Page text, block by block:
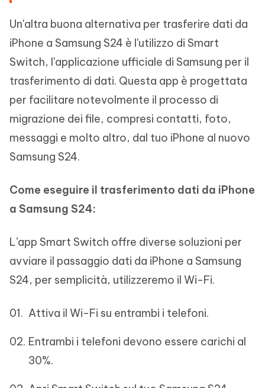
Un'altra buona alternativa per trasferire dati da
iPhone a Samsung S24 è l'utilizzo di Smart
Switch, l'applicazione ufficiale di Samsung per il
trasferimento di dati. Questa app è progettata
per facilitare notevolmente il processo di
migrazione dei file, compresi contatti, foto,
messaggi e molto altro, dal tuo iPhone al nuovo
Samsung S24.
Come eseguire il trasferimento dati da iPhone
a Samsung S24:
L’app Smart Switch offre diverse soluzioni per
avviare il passaggio dati da iPhone a Samsung
S24, per semplicità, utilizzeremo il Wi-Fi.
Attiva il Wi-Fi su entrambi i telefoni.
Entrambi i telefoni devono essere carichi al
30%.